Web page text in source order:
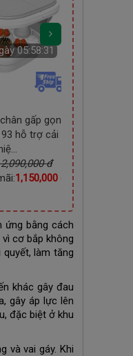
05:58:30
gấp gọn
hỗ trợ cải
đ
1,150,000 đ
ứng bằng cách
cơ bắp không
làm tăng
khác gây đau
gây áp lực lên
đặc biệt ở khu
và vai gáy. Khi